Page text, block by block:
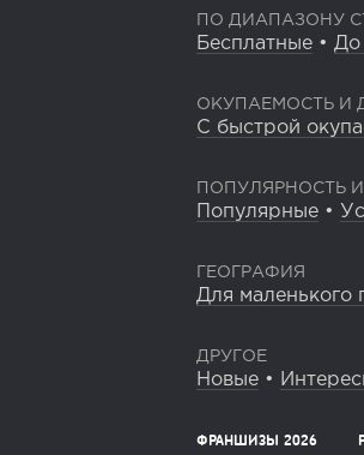
ПО ДИАПАЗОНУ
Бесплатные • До
ОКУПАЕМОСТЬ И
С быстрой
ПОПУЛЯРНОСТЬ
Популярные •
ГЕОГРАФИЯ
Для маленького
ДРУГОЕ
Новые •
ФРАНШИЗЫ 2026